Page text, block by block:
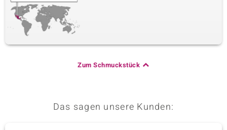
Zum Schmuckstück
Das sagen unsere Kunden: